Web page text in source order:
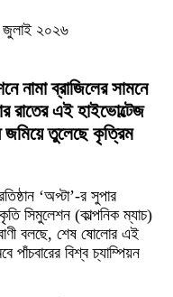
জুলাই ২০২৬
নামা ব্রাজিলের সামনে
রাতের এই হাইভোল্টেজ
জমিয়ে তুলেছে কৃত্রিম
‘অপ্টা’-র সুপার
সিমুলেশন (কাল্পনিক ম্যাচ)
বলছে, শেষ ষোলোর এই
পাঁচবারের বিশ্ব চ্যাম্পিয়ন